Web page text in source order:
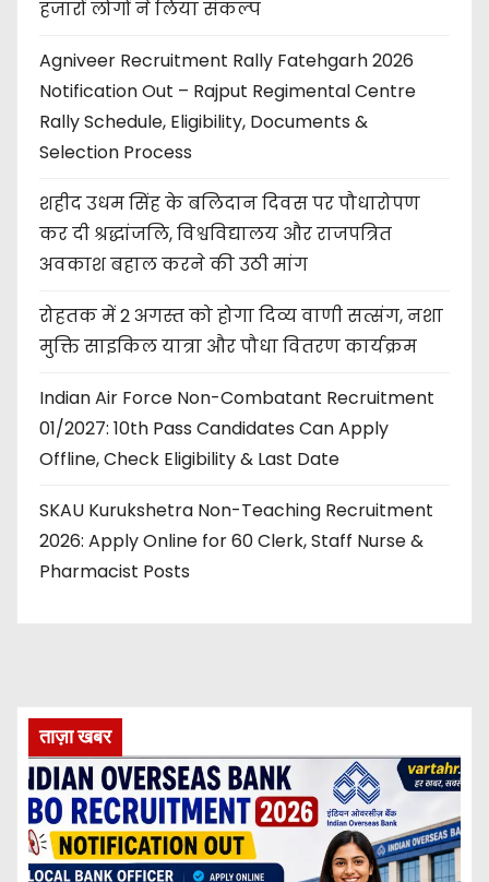
हजारों लोगों ने लिया संकल्प
Agniveer Recruitment Rally Fatehgarh 2026
Notification Out – Rajput Regimental Centre
Rally Schedule, Eligibility, Documents &
Selection Process
शहीद उधम सिंह के बलिदान दिवस पर पौधारोपण
कर दी श्रद्धांजलि, विश्वविद्यालय और राजपत्रित
अवकाश बहाल करने की उठी मांग
रोहतक में 2 अगस्त को होगा दिव्य वाणी सत्संग, नशा
मुक्ति साइकिल यात्रा और पौधा वितरण कार्यक्रम
Indian Air Force Non-Combatant Recruitment
01/2027: 10th Pass Candidates Can Apply
Offline, Check Eligibility & Last Date
SKAU Kurukshetra Non-Teaching Recruitment
2026: Apply Online for 60 Clerk, Staff Nurse &
Pharmacist Posts
ताज़ा खबर